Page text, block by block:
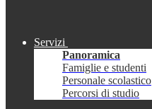
Servizi
Panoramica
Famiglie e studenti
Personale scolastico
Percorsi di studio